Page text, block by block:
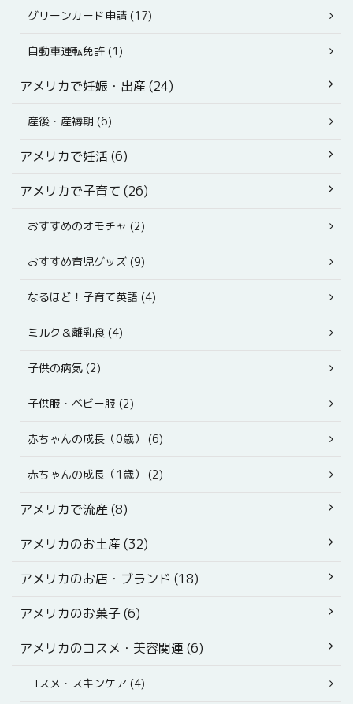
グリーンカード申請 (17)
自動車運転免許 (1)
アメリカで妊娠・出産 (24)
産後・産褥期 (6)
アメリカで妊活 (6)
アメリカで子育て (26)
おすすめのオモチャ (2)
おすすめ育児グッズ (9)
なるほど！子育て英語 (4)
ミルク＆離乳食 (4)
子供の病気 (2)
子供服・ベビー服 (2)
赤ちゃんの成長（0歳） (6)
赤ちゃんの成長（1歳） (2)
アメリカで流産 (8)
アメリカのお土産 (32)
アメリカのお店・ブランド (18)
アメリカのお菓子 (6)
アメリカのコスメ・美容関連 (6)
コスメ・スキンケア (4)